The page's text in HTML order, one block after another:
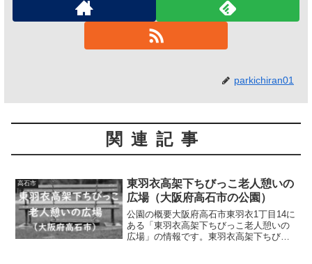
parkichiran01
関連記事
高石市
東羽衣高架下ちびっこ老人憩いの
広場（大阪府高石市の公園）
公園の概要大阪府高石市東羽衣1丁目14に
ある「東羽衣高架下ちびっこ老人憩いの
広場」の情報です。東羽衣高架下ちびっ